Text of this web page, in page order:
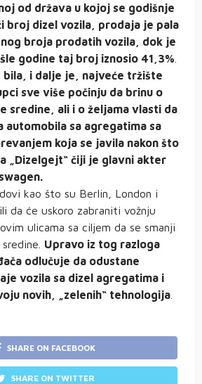
od država u kojoj se godišnje
broj dizel vozila, prodaja je pala
broja prodatih vozila, dok je
godine taj broj iznosio 41,3%
bila, i dalje je, najveće tržište
sve više počinju da brinu o
sredine, ali i o željama vlasti da
automobila sa agregatima sa
koja se javila nakon što
„Dizelgejt“ čiji je glavni akter
kao što su Berlin, London i
da će uskoro zabraniti vožnju
ulicama sa ciljem da se smanji
Upravo iz tog razloga
odlučuje da odustane
vozila sa dizel agregatima i
novih, „zelenih“ tehnologija
SHARE ON FACEBOOK
SHARE ON TWITTER